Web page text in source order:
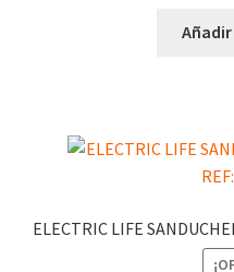
ELECTRIC LIFE